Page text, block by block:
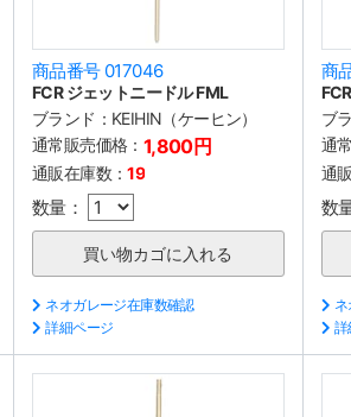
商品番号 017046
FCR ジェットニードル FML
ブランド： KEIHIN（ケーヒン）
通常販売価格： 1,800円
通販在庫数：19
数量：
ネオガレージ在庫数確認
詳細ページ
商
ブ
通
通
数
詳